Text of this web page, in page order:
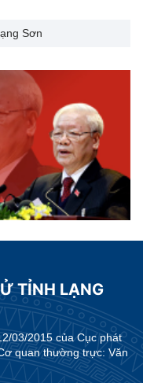
Sơn
TỈNH LẠNG
03/2015 của Cục phát
quan thường trực: Văn